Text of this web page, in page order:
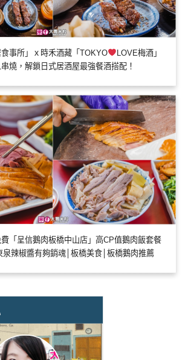
事所」ｘ時禾酒藏「TOKYO
LOVE梅酒」
燒，解鎖日式居酒屋最強餐酒搭配！
「呈信鵝肉板橋中山店」高CP值鵝肉飯套餐
泉辣椒醬有夠銷魂│板橋美食│板橋鵝肉推薦